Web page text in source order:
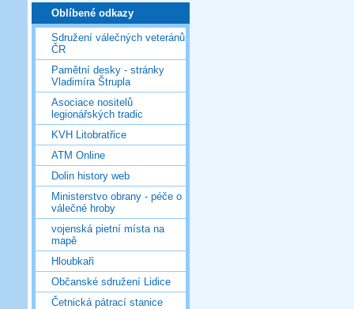
Oblíbené odkazy
Sdružení válečných veteránů
ČR
Pamětní desky - stránky
Vladimíra Štrupla
Asociace nositelů
legionářských tradic
KVH Litobratřice
ATM Online
Dolin history web
Ministerstvo obrany - péče o
válečné hroby
vojenská pietní místa na
mapě
Hloubkaři
Občanské sdružení Lidice
Četnická pátrací stanice